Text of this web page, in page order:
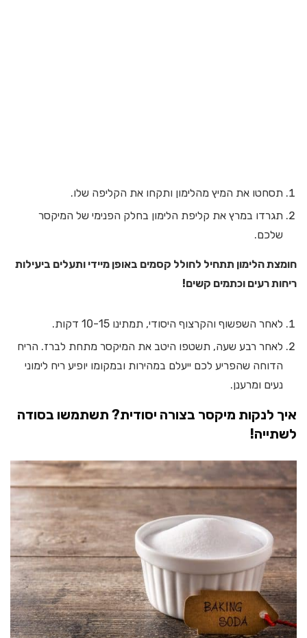
תסחטו את המיץ מהלימון ותקחו את הקליפה שלו.
תגרדו במרץ את קליפת הלימון בחלק הפנימי של המיקסר
שלכם.
חומצת הלימון תתחיל לחולל קסמים באופן מיידי ותעלים ביעילות
ריחות רעים וכתמים קשים!
לאחר השפשוף והקרצוף היסודי, תמתינו 10-15 דקות.
לאחר רבע שעה, תשטפו היטב את המיקסר מתחת לברז. הריח
הדוחה שהפריע לכם ייעלם במהירות ובמקומו יופיע ריח לימוני
נעים ומרענן.
איך לנקות מיקסר בצורה יסודית? תשתמשו בסודה
לשתייה!